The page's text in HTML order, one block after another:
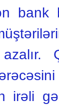
bank
irəli